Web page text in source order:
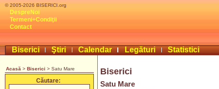
© 2005-2026 BISERICI.org
DespreNoi
Termeni+Condiţii
Contact
Biserici Ştiri Calendar Legături Statistici
Acasă > Biserici > Satu Mare
Căutare:
Biserici
Satu Mare